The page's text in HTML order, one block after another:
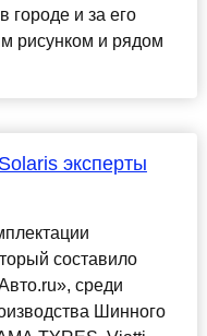
городе и за его
рисунком и рядом
эксперты
составило
среди
Шинного